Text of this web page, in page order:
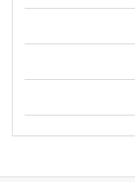
هیوندا فروشگاه لوازم و